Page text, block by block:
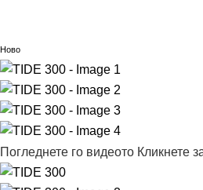
Ново
Погледнете го видеото Кликнете